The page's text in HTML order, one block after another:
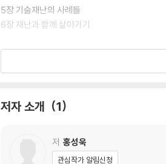
5장 기술재난의 사례들
6장 재난과 함께 살아가기
에필로그
찾아보기
저자 소개 1
저 홍성욱
관심작가 알림신청